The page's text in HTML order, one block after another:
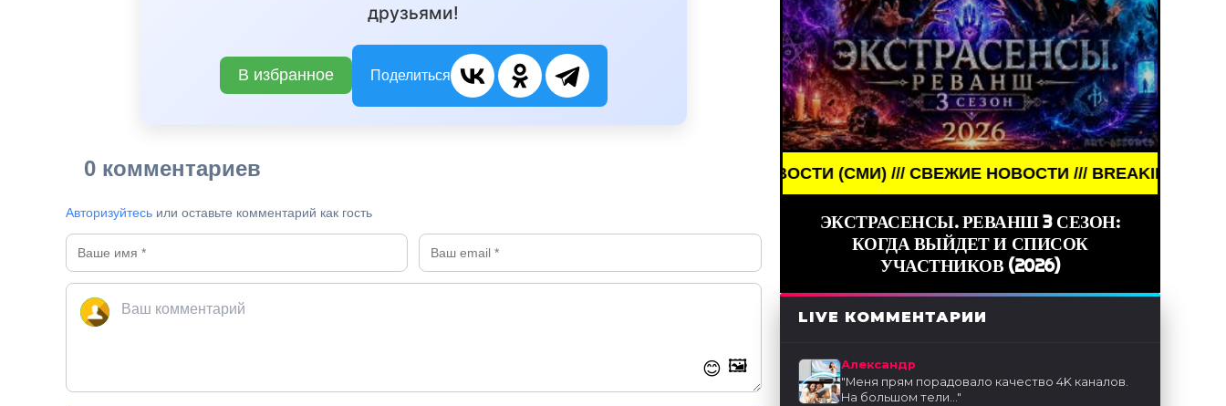
друзьями!
В избранное Поделиться
0 комментариев
Авторизуйтесь или оставьте комментарий как гость
😊 🖼️
BREAKING NEWS /// НОВОСТИ (СМИ) /// СВЕЖИЕ НОВОСТИ /// BREAKING NEWS ///
ЭКСТРАСЕНСЫ. РЕВАНШ 3 СЕЗОН:
КОГДА ВЫЙДЕТ И СПИСОК
УЧАСТНИКОВ (2026)
LIVE КОММЕНТАРИИ
Александр
"Меня прям порадовало качество 4K каналов.
На большом тели..."